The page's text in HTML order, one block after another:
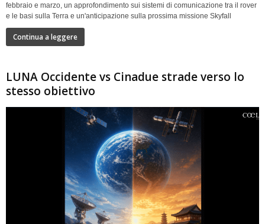
febbraio e marzo, un approfondimento sui sistemi di comunicazione tra il rover
e le basi sulla Terra e un'anticipazione sulla prossima missione Skyfall
Continua a leggere
LUNA Occidente vs Cinadue strade verso lo
stesso obiettivo